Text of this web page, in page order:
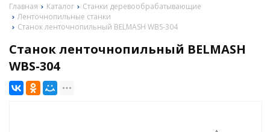
Главная Каталог
Станки деревообрабатывающие
Ленточнопильные станки
Станок ленточнопильный BELMASH WBS-304
Станок ленточнопильный BELMASH
WBS-304